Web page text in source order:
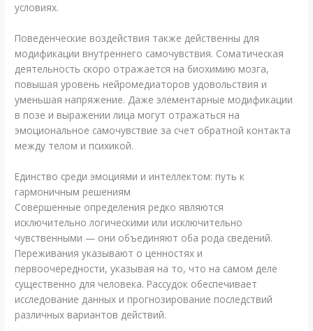
условиях.
Поведенческие воздействия также действенны для
модификации внутреннего самочувствия. Соматическая
деятельность скоро отражается на биохимию мозга,
повышая уровень нейромедиаторов удовольствия и
уменьшая напряжение. Даже элементарные модификации
в позе и выражении лица могут отражаться на
эмоциональное самочувствие за счет обратной контакта
между телом и психикой.
Единство среди эмоциями и интеллектом: путь к
гармоничным решениям
Совершенные определения редко являются
исключительно логическими или исключительно
чувственными — они объединяют оба рода сведений.
Переживания указывают о ценностях и
первоочередности, указывая на то, что на самом деле
существенно для человека. Рассудок обеспечивает
исследование данных и прогнозирование последствий
различных вариантов действий.